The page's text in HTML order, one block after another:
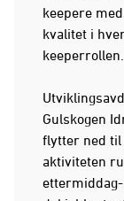
keepere
kvalitet i
keeperrollen.
Gulskogen
flytter ned til
aktiviteten